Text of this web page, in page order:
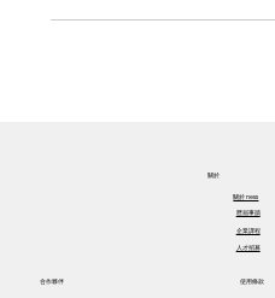
關於​
關於​ ness
歷屆事蹟
企業課程
人才招募
合作夥伴 使用條款